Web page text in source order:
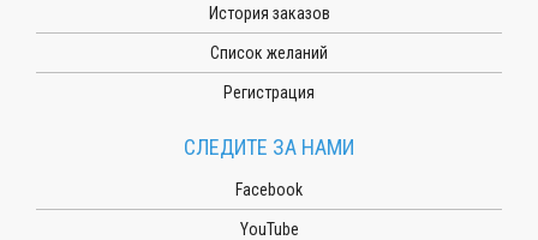
История заказов
Список желаний
Регистрация
СЛЕДИТЕ ЗА НАМИ
Facebook
YouTube